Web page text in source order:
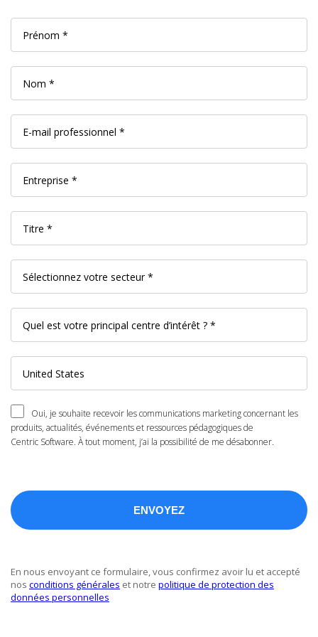
Oui, je souhaite recevoir les communications marketing concernant les
produits, actualités, événements et ressources pédagogiques de
Centric Software. À tout moment, j’ai la possibilité de me désabonner.
En nous envoyant ce formulaire, vous confirmez avoir lu et accepté
nos conditions générales et notre politique de protection des
données personnelles